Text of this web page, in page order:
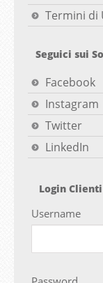
Termini di
Seguici sui
Facebook
Instagram
Twitter
LinkedIn
Login Clienti
Username